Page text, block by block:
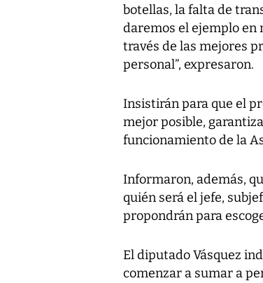
botellas, la falta de
daremos el ejemplo en
través de las mejores
personal”, expresaron.
Insistirán para que el
mejor posible,
funcionamiento de la
Informaron, además,
quién será el jefe,
propondrán para
El diputado Vásquez
comenzar a sumar a